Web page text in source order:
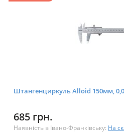
Штангенциркуль Alloid 150мм,
685 грн.
Наявність в Івано-Франківську: На